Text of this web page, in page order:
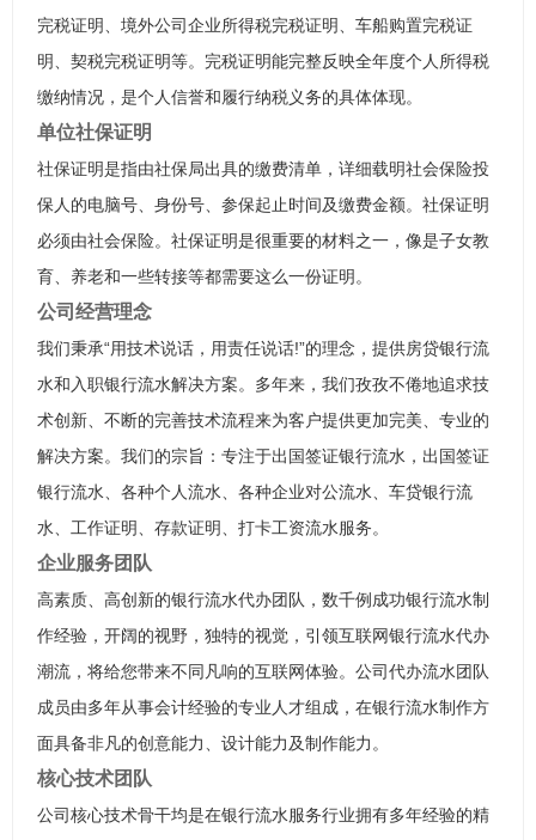
完税证明、境外公司企业所得税完税证明、车船购置完税证
明、契税完税证明等。完税证明能完整反映全年度个人所得税
缴纳情况，是个人信誉和履行纳税义务的具体体现。
单位社保证明
社保证明是指由社保局出具的缴费清单，详细载明社会保险投
保人的电脑号、身份号、参保起止时间及缴费金额。社保证明
必须由社会保险。社保证明是很重要的材料之一，像是子女教
育、养老和一些转接等都需要这么一份证明。
公司经营理念
我们秉承“用技术说话，用责任说话!”的理念，提供房贷银行流
水和入职银行流水解决方案。多年来，我们孜孜不倦地追求技
术创新、不断的完善技术流程来为客户提供更加完美、专业的
解决方案。我们的宗旨：专注于出国签证银行流水，出国签证
银行流水、各种个人流水、各种企业对公流水、车贷银行流
水、工作证明、存款证明、打卡工资流水服务。
企业服务团队
高素质、高创新的银行流水代办团队，数千例成功银行流水制
作经验，开阔的视野，独特的视觉，引领互联网银行流水代办
潮流，将给您带来不同凡响的互联网体验。公司代办流水团队
成员由多年从事会计经验的专业人才组成，在银行流水制作方
面具备非凡的创意能力、设计能力及制作能力。
核心技术团队
公司核心技术骨干均是在银行流水服务行业拥有多年经验的精